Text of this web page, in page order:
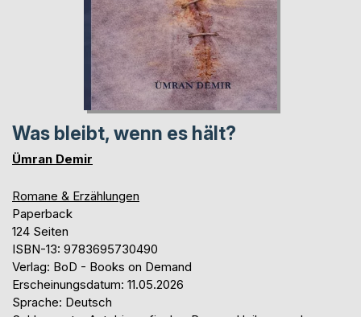
Was bleibt, wenn es hält?
Ümran Demir
Romane & Erzählungen
Paperback
124 Seiten
ISBN-13: 9783695730490
Verlag: BoD - Books on Demand
Erscheinungsdatum: 11.05.2026
Sprache: Deutsch